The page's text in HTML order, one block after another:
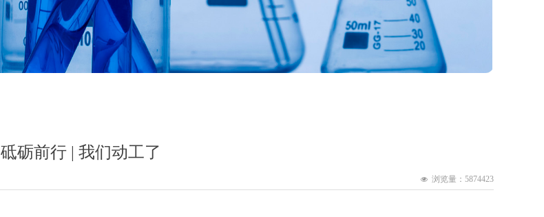
砥砺前行 | 我们动工了
넶 浏览量：5874423